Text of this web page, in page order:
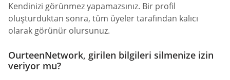
Kendinizi görünmez yapamazsınız. Bir profil
oluşturduktan sonra, tüm üyeler tarafından kalıcı
olarak görünür olursunuz.
OurteenNetwork, girilen bilgileri silmenize izin
veriyor mu?